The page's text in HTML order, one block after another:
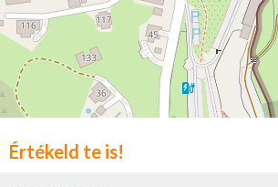
Értékeld te is!